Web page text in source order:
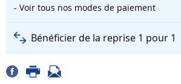
- Voir tous nos modes de paiement
Bénéficier de la reprise 1 pour 1